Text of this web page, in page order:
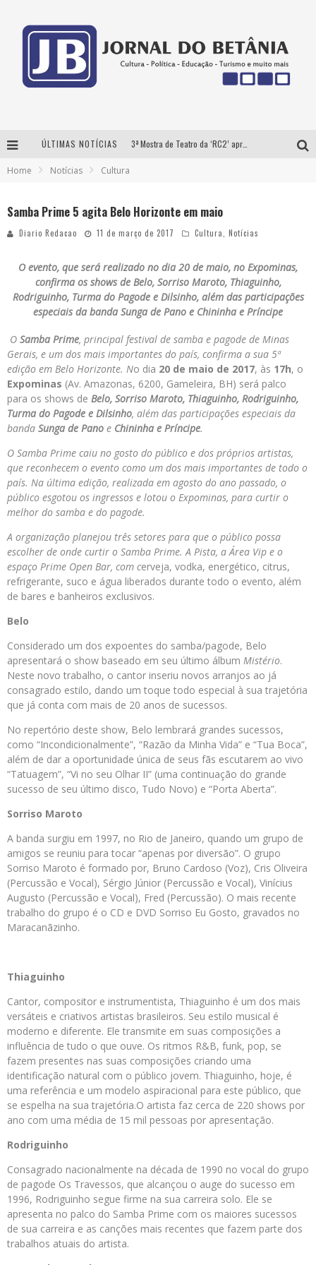
ÚLTIMAS NOTÍCIAS 3ª Mostra de Teatro da ‘RC2’ apresenta ‘seis espetáculos’ imperdíveis para o público ‘infantil e adulto’ assistir no conforto de casa pelo canal do Youtube
‘AS NOITES MAL DORMIDAS DE CAIO JOCHEM’ é a nova obra do escritor mineiro Raphael Juliano
Home Notícias Cultura
Samba Prime 5 agita Belo Horizonte em maio
Diario Redacao 11 de março de 2017 Cultura Notícias
O evento, que será realizado no dia 20 de maio, no Expominas,
confirma os shows de Belo, Sorriso Maroto, Thiaguinho,
Rodriguinho, Turma do Pagode e Dilsinho, além das participações
especiais da banda Sunga de Pano e Chininha e Príncipe
O Samba Prime, principal festival de samba e pagode de Minas
Gerais, e um dos mais importantes do país, confirma a sua 5ª
edição em Belo Horizonte. No dia 20 de maio de 2017, às 17h, o
Expominas (Av. Amazonas, 6200, Gameleira, BH) será palco
para os shows de Belo, Sorriso Maroto, Thiaguinho, Rodriguinho,
Turma do Pagode e Dilsinho, além das participações especiais da
banda Sunga de Pano e Chininha e Príncipe.
O Samba Prime caiu no gosto do público e dos próprios artistas,
que reconhecem o evento como um dos mais importantes de todo o
país. Na última edição, realizada em agosto do ano passado, o
público esgotou os ingressos e lotou o Expominas, para curtir o
melhor do samba e do pagode.
A organização planejou três setores para que o público possa
escolher de onde curtir o Samba Prime. A Pista, a Área Vip e o
espaço Prime Open Bar, com cerveja, vodka, energético, citrus,
refrigerante, suco e água liberados durante todo o evento, além
de bares e banheiros exclusivos.
Belo
Considerado um dos expoentes do samba/pagode, Belo
apresentará o show baseado em seu último álbum Mistério.
Neste novo trabalho, o cantor inseriu novos arranjos ao já
consagrado estilo, dando um toque todo especial à sua trajetória
que já conta com mais de 20 anos de sucessos.
No repertório deste show, Belo lembrará grandes sucessos,
como “Incondicionalmente”, “Razão da Minha Vida” e “Tua Boca”,
além de dar a oportunidade única de seus fãs escutarem ao vivo
“Tatuagem”, “Vi no seu Olhar II” (uma continuação do grande
sucesso de seu último disco, Tudo Novo) e “Porta Aberta”.
Sorriso Maroto
A banda surgiu em 1997, no Rio de Janeiro, quando um grupo de
amigos se reuniu para tocar “apenas por diversão”. O grupo
Sorriso Maroto é formado por, Bruno Cardoso (Voz), Cris Oliveira
(Percussão e Vocal), Sérgio Júnior (Percussão e Vocal), Vinícius
Augusto (Percussão e Vocal), Fred (Percussão). O mais recente
trabalho do grupo é o CD e DVD Sorriso Eu Gosto, gravados no
Maracanãzinho.
Thiaguinho
Cantor, compositor e instrumentista, Thiaguinho é um dos mais
versáteis e criativos artistas brasileiros. Seu estilo musical é
moderno e diferente. Ele transmite em suas composições a
influência de tudo o que ouve. Os ritmos R&B, funk, pop, se
fazem presentes nas suas composições criando uma
identificação natural com o público jovem. Thiaguinho, hoje, é
uma referência e um modelo aspiracional para este público, que
se espelha na sua trajetória.O artista faz cerca de 220 shows por
ano com uma média de 15 mil pessoas por apresentação.
Rodriguinho
Consagrado nacionalmente na década de 1990 no vocal do grupo
de pagode Os Travessos, que alcançou o auge do sucesso em
1996, Rodriguinho segue firme na sua carreira solo. Ele se
apresenta no palco do Samba Prime com os maiores sucessos
de sua carreira e as canções mais recentes que fazem parte dos
trabalhos atuais do artista.